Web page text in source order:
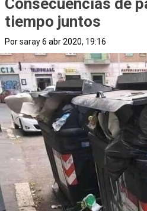
tiempo juntos
Porsaray6 abr 2020, 19:16